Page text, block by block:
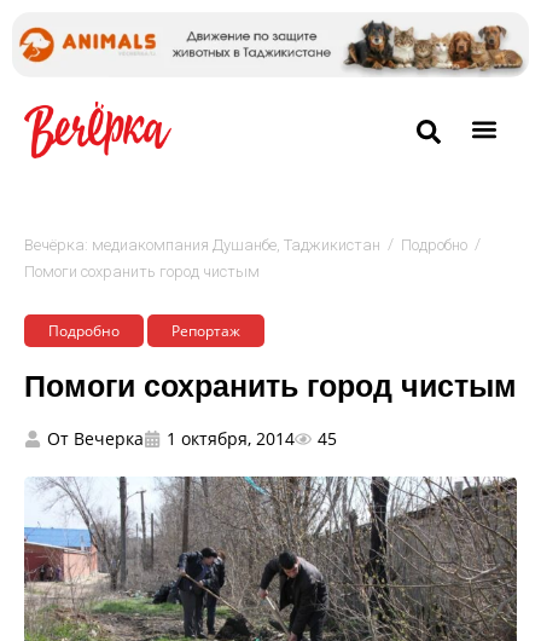
Вечёрка: медиакомпания Душанбе, Таджикистан / Подробно /
Помоги сохранить город чистым
Подробно Репортаж
Помоги сохранить город чистым
От Вечерка 1 октября, 2014 45